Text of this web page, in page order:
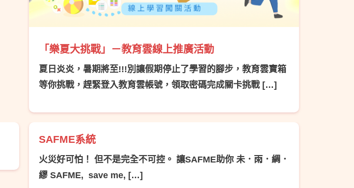
「樂夏大挑戰」－教育雲線上推廣活動
夏日炎炎，暑期將至!!!別讓假期停止了學習的腳步，教育雲寶箱
等你挑戰，趕緊登入教育雲帳號，領取密碼完成關卡挑戰 […]
SAFME系統
火災好可怕！ 但不是完全不可控。 讓SAFME助你 未．雨．綢．
繆 SAFME, save me, […]